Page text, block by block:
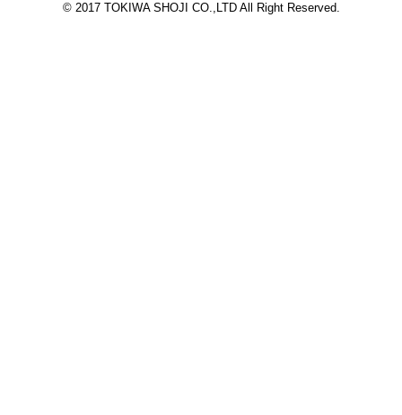
© 2017 TOKIWA SHOJI CO.,LTD All Right Reserved.